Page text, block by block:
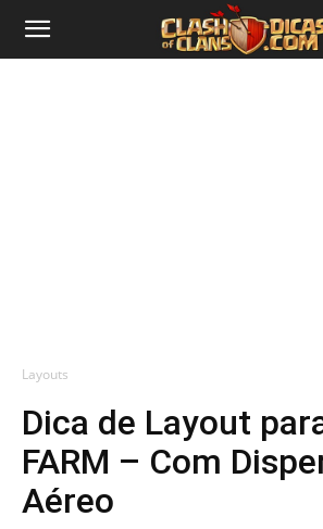
Layouts
Dica de Layout
FARM – Com
Aéreo